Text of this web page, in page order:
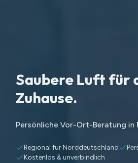
Saubere Luft für
Zuhause.
Persönliche Vor-Ort-Beratung
Regional für Norddeutschland
Kostenlos & unverbindlich